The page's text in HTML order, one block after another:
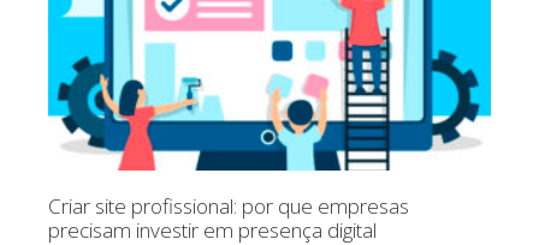
Criar site profissional: por que empresas
precisam investir em presença digital